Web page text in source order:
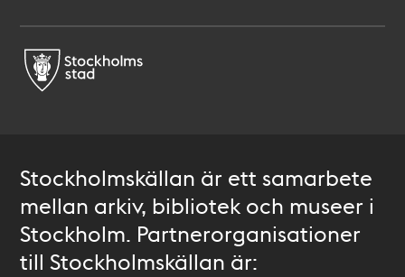
Stockholmskällan är ett samarbete
mellan arkiv, bibliotek och museer i
Stockholm. Partnerorganisationer
till Stockholmskällan är: